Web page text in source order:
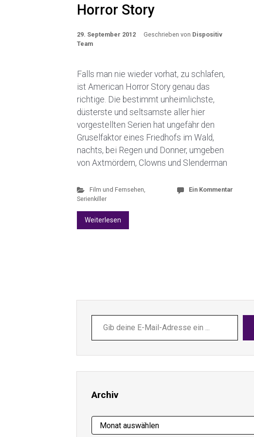
Horror Story
29. September 2012 Geschrieben von Dispositiv
Team
Falls man nie wieder vorhat, zu schlafen,
ist American Horror Story genau das
richtige. Die bestimmt unheimlichste,
düsterste und seltsamste aller hier
vorgestellten Serien hat ungefähr den
Gruselfaktor eines Friedhofs im Wald,
nachts, bei Regen und Donner, umgeben
von Axtmördern, Clowns und Slenderman
Film und Fernsehen,
Serienkiller
Ein Kommentar
Weiterlesen
deine
E-
ein ...
Archiv
Archiv